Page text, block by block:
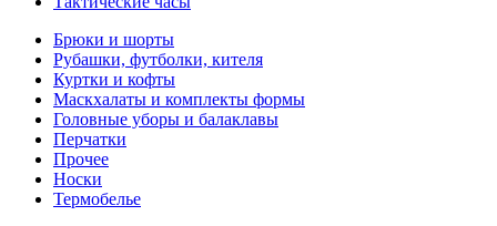
Брюки и шорты
Рубашки, футболки, кителя
Куртки и кофты
Маскхалаты и комплекты формы
Головные уборы и балаклавы
Перчатки
Прочее
Носки
Термобелье